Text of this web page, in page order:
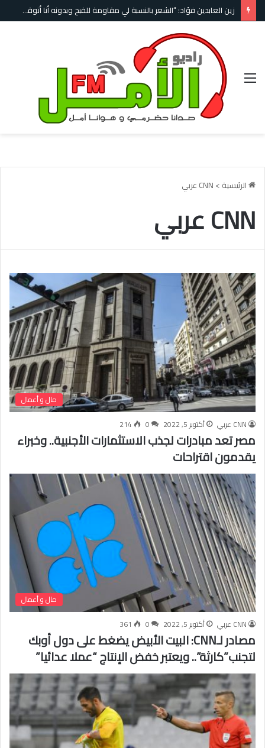
زين العابدين فؤاد: “الشعر بالنسبة لي مقاومة للقبح وبدونه أنا أتوقف عن الحياة”
القائمة
الرئيسية > CNN عربي
CNN عربي
مال و أعمال
CNN عربي
أكتوبر 5, 2022 0
214
مصر تعد مبادرات لجذب الاستثمارات الأجنبية.. وخبراء
يقدمون اقتراحات
مال و أعمال
CNN عربي
أكتوبر 5, 2022 0
361
مصادر لـCNN: البيت الأبيض يضغط على دول أوبك
لتجنب”كارثة”.. ويعتبر خفض الإنتاج “عملا عدائيا”